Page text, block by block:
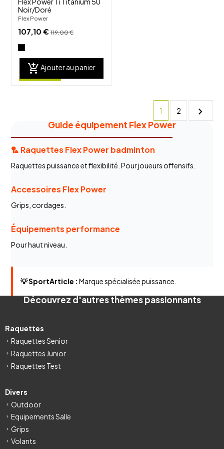
Noir/Doré
Flex Power
107,10 €119,00 €
add_shopping_cart Ajouter au panier
1 2 chevron_right
Guide équipement Flex Power
🏸 Raquettes Flex Power badminton
Raquettes puissance et flexibilité. Pour joueurs offensifs.
Accessoires Flex Power
Grips, cordages.
Équipements performance
Pour haut niveau.
💡 SportArticle : Marque spécialisée puissance.
Découvrez d'autres thèmes passionnants
Raquettes
Raquettes Senior
Raquettes Junior
Raquettes Test
Divers
Outdoor
Equipements Salle
Grips
Volants